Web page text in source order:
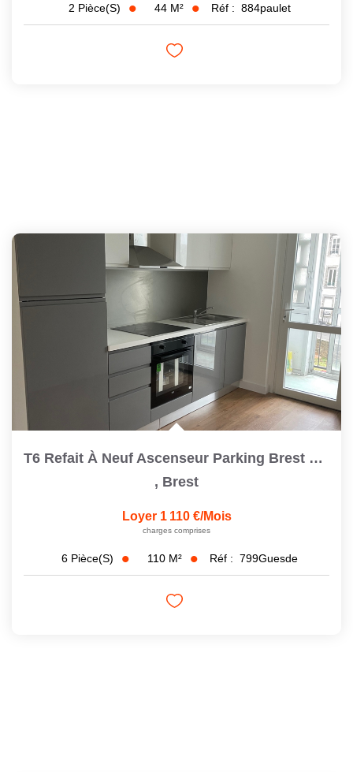
2 Pièce(s) 44 M² Réf : 884paulet
T6 Refait À Neuf Ascenseur Parking Brest Saint Michel
, Brest
Loyer 1 110 €/mois
charges comprises
6 Pièce(s) 110 M² Réf : 799Guesde